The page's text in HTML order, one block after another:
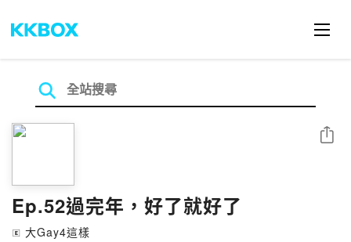
Ep.52過完年，好了就好了
🄴 大Gay4這樣
分享